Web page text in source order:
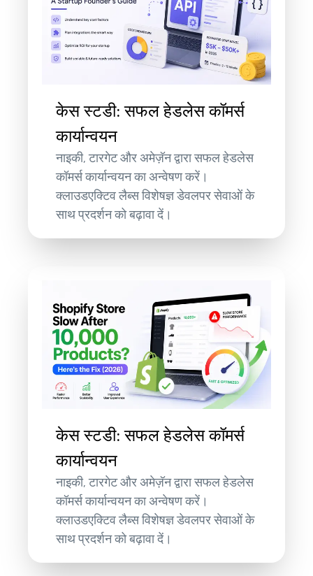
केस स्टडी: सफल हेडलेस कॉमर्स
कार्यान्वयन
नाइकी, टारगेट और अमेज़ॅन द्वारा सफल हेडलेस
कॉमर्स कार्यान्वयन का अन्वेषण करें।
क्लाउडएक्टिव लैब्स विशेषज्ञ डेवलपर सेवाओं के
साथ प्रदर्शन को बढ़ावा दें।
केस स्टडी: सफल हेडलेस कॉमर्स
कार्यान्वयन
नाइकी, टारगेट और अमेज़ॅन द्वारा सफल हेडलेस
कॉमर्स कार्यान्वयन का अन्वेषण करें।
क्लाउडएक्टिव लैब्स विशेषज्ञ डेवलपर सेवाओं के
साथ प्रदर्शन को बढ़ावा दें।